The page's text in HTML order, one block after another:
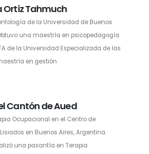
Ortiz Tahmuch
de la Universidad de Buenos
una maestría en psicopedagogía
de la Universidad Especializada de las
en gestión
Cantón de Aued
Ocupacional en el Centro de
en Buenos Aires, Argentina.
una pasantía en Terapia